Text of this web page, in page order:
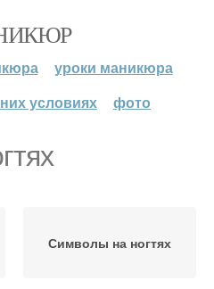
уроки маникюра
условиях
фото
Символы на ногтях